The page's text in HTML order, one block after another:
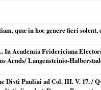
quæ in hoc genere fieri solent,
Academia Fridericiana
Arnds/ Langensteinio-
Paulini ad Col. III. V. 17. /